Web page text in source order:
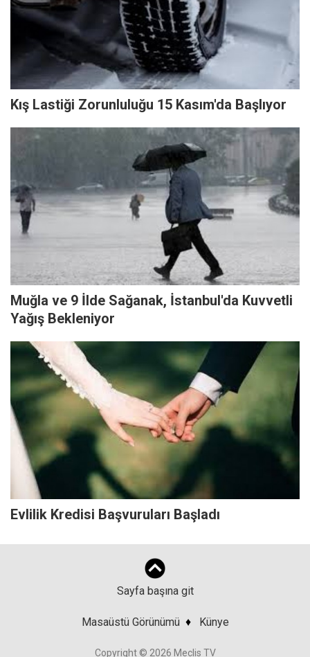
Kış Lastiği Zorunluluğu 15 Kasım'da Başlıyor
Muğla ve 9 İlde Sağanak, İstanbul'da Kuvvetli
Yağış Bekleniyor
Evlilik Kredisi Başvuruları Başladı
Sayfa başına git
Masaüstü Görünümü ♦ Künye
Copyright © 2026 Meclis TV